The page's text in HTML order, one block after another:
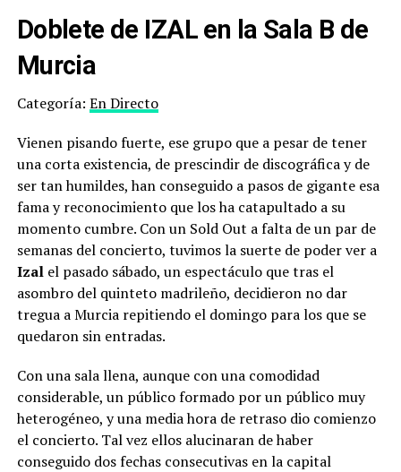
Doblete de IZAL en la Sala B de
Murcia
Categoría: En Directo
Vienen pisando fuerte, ese grupo que a pesar de tener
una corta existencia, de prescindir de discográfica y de
ser tan humildes, han conseguido a pasos de gigante esa
fama y reconocimiento que los ha catapultado a su
momento cumbre. Con un Sold Out a falta de un par de
semanas del concierto, tuvimos la suerte de poder ver a
Izalel pasado sábado, un espectáculo que tras el
asombro del quinteto madrileño, decidieron no dar
tregua a Murcia repitiendo el domingo para los que se
quedaron sin entradas.
Con una sala llena, aunque con una comodidad
considerable, un público formado por un público muy
heterogéneo, y una media hora de retraso dio comienzo
el concierto. Tal vez ellos alucinaran de haber
conseguido dos fechas consecutivas en la capital